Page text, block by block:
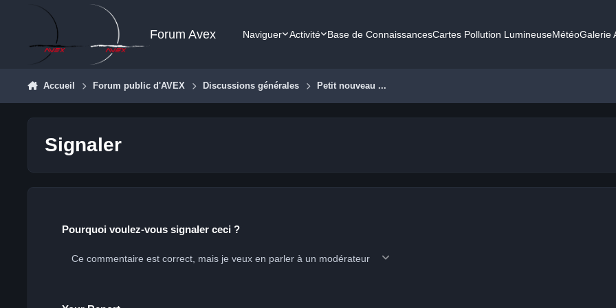
Aller au contenu
Forum Avex Naviguer Activité Base de ConnaissancesCartes Pollution LumineuseMétéoGalerie
Accueil Forum public d'AVEX Discussions générales Petit nouveau ...
Signaler
Pourquoi voulez-vous signaler ceci ?